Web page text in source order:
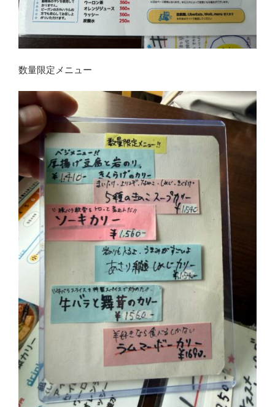
数量限定メニュー